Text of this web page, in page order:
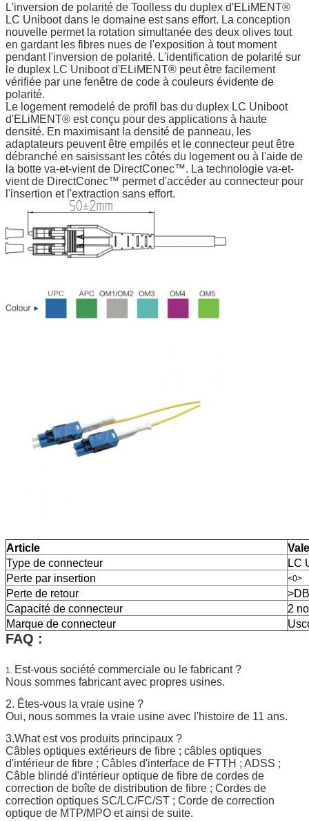
L'inversion de polarité de Toolless du duplex d'ELiMENT®
LC Uniboot dans le domaine est sans effort. La conception
nouvelle permet la rotation simultanée des deux olives tout
en gardant les fibres nues de l'exposition à tout moment
pendant l'inversion de polarité. L'identification de polarité sur
le duplex LC Uniboot d'ELiMENT® peut être facilement
vérifiée par une fenêtre de code à couleurs évidente de
polarité.
Le logement remodelé de profil bas du duplex LC Uniboot
d'ELiMENT® est conçu pour des applications à haute
densité. En maximisant la densité de panneau, les
adaptateurs peuvent être empilés et le connecteur peut être
débranché en saisissant les côtés du logement ou à l'aide de
la botte va-et-vient de DirectConec™. La technologie va-et-
vient de DirectConec™ permet d'accéder au connecteur pour
l'insertion et l'extraction sans effort.
Article
Type de connecteur
LC
Perte par insertion
<0>
Perte de retour
Capacité de connecteur
2
Marque de connecteur
FAQ :
1. Est-vous société commerciale ou le fabricant ?
Nous sommes fabricant avec propres usines.
2. Êtes-vous la vraie usine ?
Oui, nous sommes la vraie usine avec l'histoire de 11 ans.
3.What est vos produits principaux ?
Câbles optiques extérieurs de fibre ; câbles optiques
d'intérieur de fibre ; Câbles d'interface de FTTH ; ADSS ;
Câble blindé d'intérieur optique de fibre de cordes de
correction de boîte de distribution de fibre ; Cordes de
correction optiques SC/LC/FC/ST ; Corde de correction
optique de MTP/MPO et ainsi de suite.